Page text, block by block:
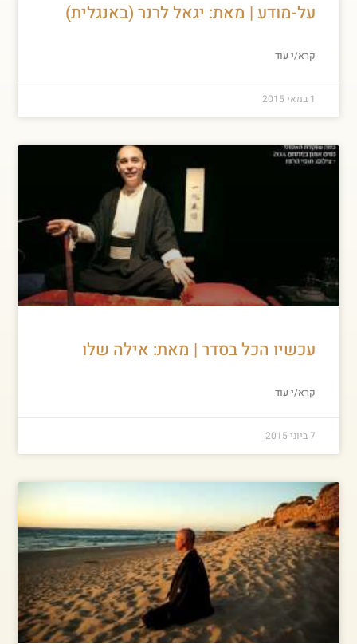
על-מודע | מאת: יגאל לרנר (באנגלית)
קרא/י עוד
1 במאי 2015
עכשיו הכל בסדר | מאת: אילה שלו
קרא/י עוד
7 ביוני 2015